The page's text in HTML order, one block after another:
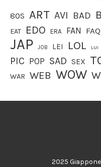
80S ART AVI BAD
EAT EDO ERA FAN FAQ
JAP JOB LEI LOL LUI
PIC POP SAD SEX
WAR WEB WOW
2025